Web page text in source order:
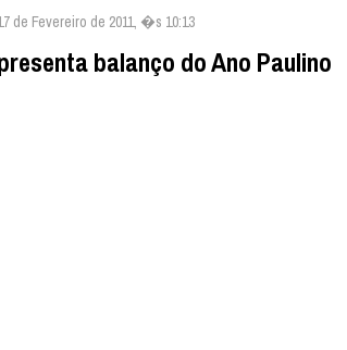
de Fevereiro de 2011, �s 10:13
balanço do Ano Paulino